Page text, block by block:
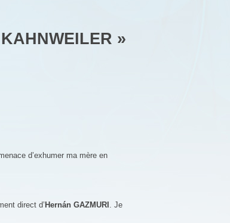
»
d’exhumer ma mère en
direct d’Hernán GAZMURI . Je